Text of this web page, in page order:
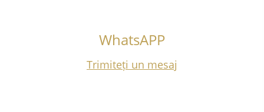
WhatsAPP
Trimiteți un mesaj